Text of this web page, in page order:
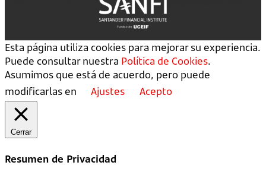
Esta página utiliza cookies para mejorar su experiencia.
Puede consultar nuestra Política de Cookies.
Asumimos que está de acuerdo, pero puede
modificarlas en
Ajustes Acepto
Cerrar
Resumen de Privacidad